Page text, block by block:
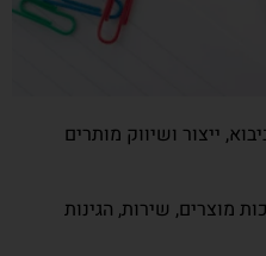
ייצור ושיווק מותרים
מוצרים, שירות, הגינות